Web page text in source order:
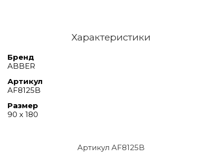
Артикул AF8125B
Характеристики
Бренд
ABBER
Артикул
AF8125B
Размер
90 х 180